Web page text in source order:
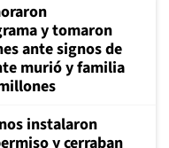
y tomaron
ante signos de
murió y familia
instalaron
y cerraban